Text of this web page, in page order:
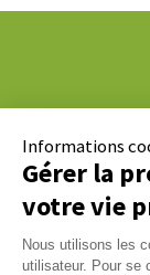
Nous répondons
Informations
Gérer la
votre vie
Nous utilisons les
utilisateur. Pour se